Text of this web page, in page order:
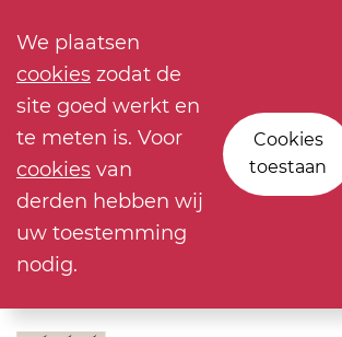
We plaatsen
cookies zodat de
site goed werkt en
te meten is. Voor
cookies van
derden hebben wij
uw toestemming
nodig.
Cookies
toestaan